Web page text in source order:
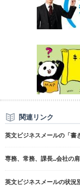
関連リンク
英文ビジネスメールの「書
専務、常務、課長…会社の
英文ビジネスメールの状況